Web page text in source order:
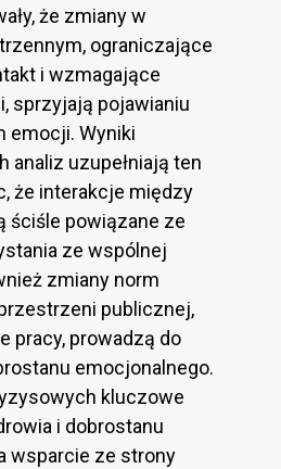
że zmiany w
ograniczające
i wzmagające
sprzyjają pojawianiu
emocji. Wyniki
analiz uzupełniają ten
że interakcje między
ściśle powiązane ze
ze wspólnej
zmiany norm
publicznej,
pracy, prowadzą do
emocjonalnego.
kluczowe
i dobrostanu
wsparcie ze strony